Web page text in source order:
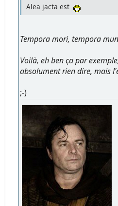
Alea jacta est
Tempora mori, tempora
Voilà, eh ben ça par
absolument rien dire, mais
;-)